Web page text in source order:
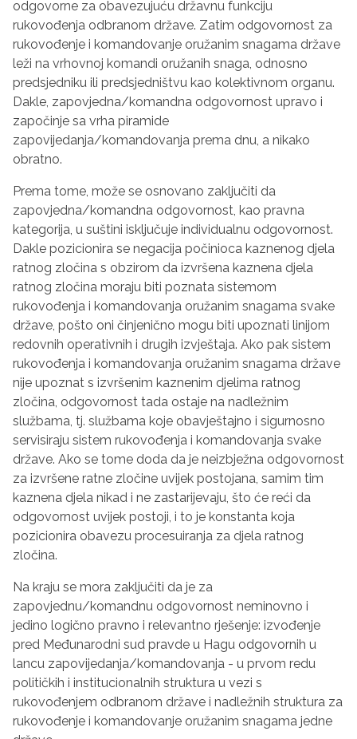
odgovorne za obavezujuću državnu funkciju
rukovođenja odbranom države. Zatim odgovornost za
rukovođenje i komandovanje oružanim snagama države
leži na vrhovnoj komandi oružanih snaga, odnosno
predsjedniku ili predsjedništvu kao kolektivnom organu.
Dakle, zapovjedna/komandna odgovornost upravo i
započinje sa vrha piramide
zapovijedanja/komandovanja prema dnu, a nikako
obratno.
Prema tome, može se osnovano zaključiti da
zapovjedna/komandna odgovornost, kao pravna
kategorija, u suštini isključuje individualnu odgovornost.
Dakle pozicionira se negacija počinioca kaznenog djela
ratnog zločina s obzirom da izvršena kaznena djela
ratnog zločina moraju biti poznata sistemom
rukovođenja i komandovanja oružanim snagama svake
države, pošto oni činjenično mogu biti upoznati linijom
redovnih operativnih i drugih izvještaja. Ako pak sistem
rukovođenja i komandovanja oružanim snagama države
nije upoznat s izvršenim kaznenim djelima ratnog
zločina, odgovornost tada ostaje na nadležnim
službama, tj. službama koje obavještajno i sigurnosno
servisiraju sistem rukovođenja i komandovanja svake
države. Ako se tome doda da je neizbježna odgovornost
za izvršene ratne zločine uvijek postojana, samim tim
kaznena djela nikad i ne zastarijevaju, što će reći da
odgovornost uvijek postoji, i to je konstanta koja
pozicionira obavezu procesuiranja za djela ratnog
zločina.
Na kraju se mora zaključiti da je za
zapovjednu/komandnu odgovornost neminovno i
jedino logično pravno i relevantno rješenje: izvođenje
pred Međunarodni sud pravde u Hagu odgovornih u
lancu zapovijedanja/komandovanja - u prvom redu
političkih i institucionalnih struktura u vezi s
rukovođenjem odbranom države i nadležnih struktura za
rukovođenje i komandovanje oružanim snagama jedne